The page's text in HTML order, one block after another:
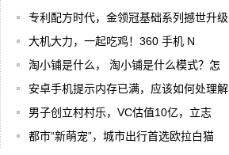
专利配方时代，金领冠基础系列撼世升级
大机大力，一起吃鸡！360 手机 N
淘小铺是什么， 淘小铺是什么模式？怎
安卓手机提示内存已满，应该如何处理解
男子创立村村乐，VC估值10亿，立志
都市“新萌宠”，城市出行首选欧拉白猫